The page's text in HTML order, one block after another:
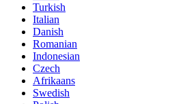
Turkish
Italian
Danish
Romanian
Indonesian
Czech
Afrikaans
Swedish